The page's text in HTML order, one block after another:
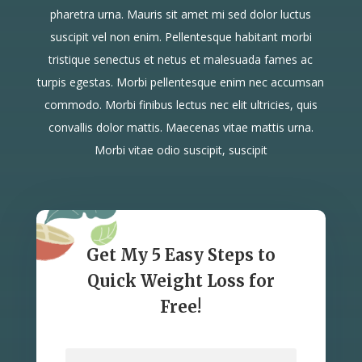
pharetra urna. Mauris sit amet mi sed dolor luctus
suscipit vel non enim. Pellentesque habitant morbi
tristique senectus et netus et malesuada fames ac
turpis egestas. Morbi pellentesque enim nec accumsan
commodo. Morbi finibus lectus nec elit ultricies, quis
convallis dolor mattis. Maecenas vitae mattis urna.
Morbi vitae odio suscipit, suscipit
Get My 5 Easy Steps to
Quick Weight Loss for
Free!